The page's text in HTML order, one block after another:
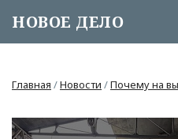
НОВОЕ ДЕЛО
Главная /Новости /Почему на